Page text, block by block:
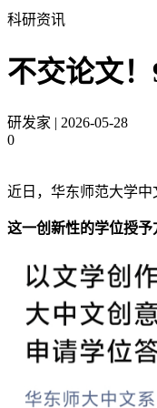
科研资讯
不交论文
研发家 | 2026-05-28
0
近日，华东师范大学
这一创新性的学位授予